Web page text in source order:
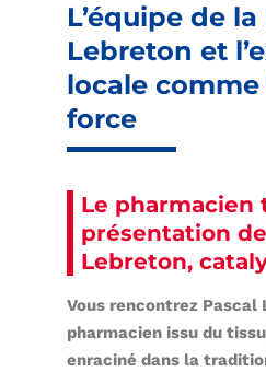
L’équipe de
Lebreton et
locale
force
Le pharmacien
présentation
Lebreton,
Vous rencontrez Pascal
pharmacien issu du
enraciné dans la